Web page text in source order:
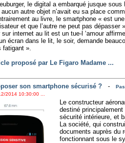
le digital a embarqué jusque sous
autre objet n’avait eu sa place
au livre, le smartphone « est
et que l’autre ne peut pas dépasser
internet au lit est un tue-l ‘amour
écran dans le lit, le soir, demande
fatigant ».
proposé par Le Figaro Madame ...
son smartphone sécurisé ?-
2014 10:30:00 ...
Le constructeur
destiné
sécurité intérieure, et
La société, qui
documents auprès du
fonctionnant sous le